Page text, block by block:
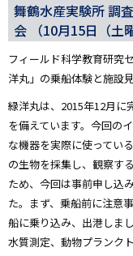
舞鶴水産実験所 調
会 （10月15日（土
フィールド科学教育研究
洋丸」の乗船体験と施設
緑洋丸は、2015年12月に
を備えています。今回の
な機器を実際に使ってい
の生物を採集し、観察す
ため、今回は事前申し込
た。まず、乗船前に注意
船に乗り込み、出港しま
水質測定、動物プランク